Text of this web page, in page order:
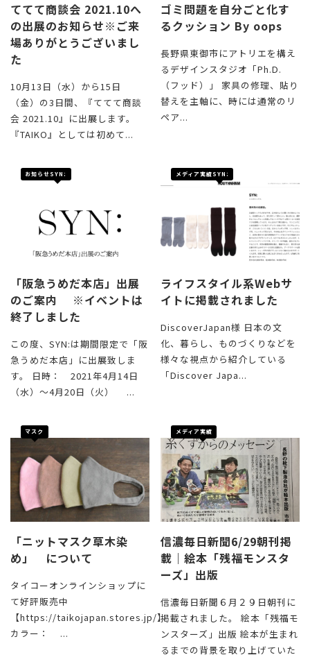
ててて商談会 2021.10へ
の出展のお知らせ※ご来
場ありがとうございまし
た
10月13日（水）から15日
（金）の3日間、『ててて商談
会 2021.10』に出展します。
『TAIKO』としては初めて...
ゴミ問題を自分ごと化す
るクッション By oops
長野県東御市にアトリエを構え
るデザインスタジオ「Ph.D.
（フッド）」 家具の修理、貼り
替えを主軸に、時には通常のリ
ペア...
お知らせSYN:
「阪急うめだ本店」出展
のご案内 ※イベントは
終了しました
この度、SYN:は期間限定で「阪
急うめだ本店」に出展致しま
す。 日時： 2021年4月14日
（水）～4月20日（火） ...
メディア実績SYN:
ライフスタイル系Webサ
イトに掲載されました
DiscoverJapan様 日本の文
化、暮らし、ものづくりなどを
様々な視点から紹介している
「Discover Japa...
マスク
「ニットマスク草木染
め」 について
タイコーオンラインショップに
て好評販売中
【https://taikojapan.stores.jp/】
カラー： ...
メディア実績
信濃毎日新聞6/29朝刊掲
載｜絵本「残福モンスタ
ーズ」出版
信濃毎日新聞６月２９日朝刊に
掲載されました。 絵本「残福モ
ンスターズ」出版 絵本が生まれ
るまでの背景を取り上げていた